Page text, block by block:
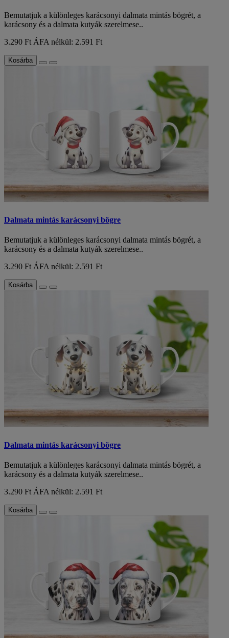
Bemutatjuk a különleges karácsonyi dalmata mintás bögrét, a
karácsony és a dalmata kutyák szerelmese..
3.290 Ft ÁFA nélkül: 2.591 Ft
Kosárba
Dalmata mintás karácsonyi bögre
Bemutatjuk a különleges karácsonyi dalmata mintás bögrét, a
karácsony és a dalmata kutyák szerelmese..
3.290 Ft ÁFA nélkül: 2.591 Ft
Kosárba
Dalmata mintás karácsonyi bögre
Bemutatjuk a különleges karácsonyi dalmata mintás bögrét, a
karácsony és a dalmata kutyák szerelmese..
3.290 Ft ÁFA nélkül: 2.591 Ft
Kosárba